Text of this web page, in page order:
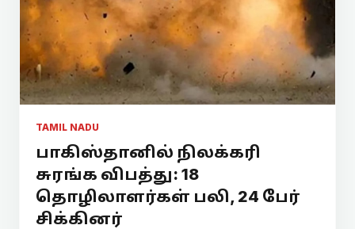
TAMIL NADU
பாகிஸ்தானில் நிலக்கரி
சுரங்க விபத்து: 18
தொழிலாளர்கள் பலி, 24 பேர்
சிக்கினர்